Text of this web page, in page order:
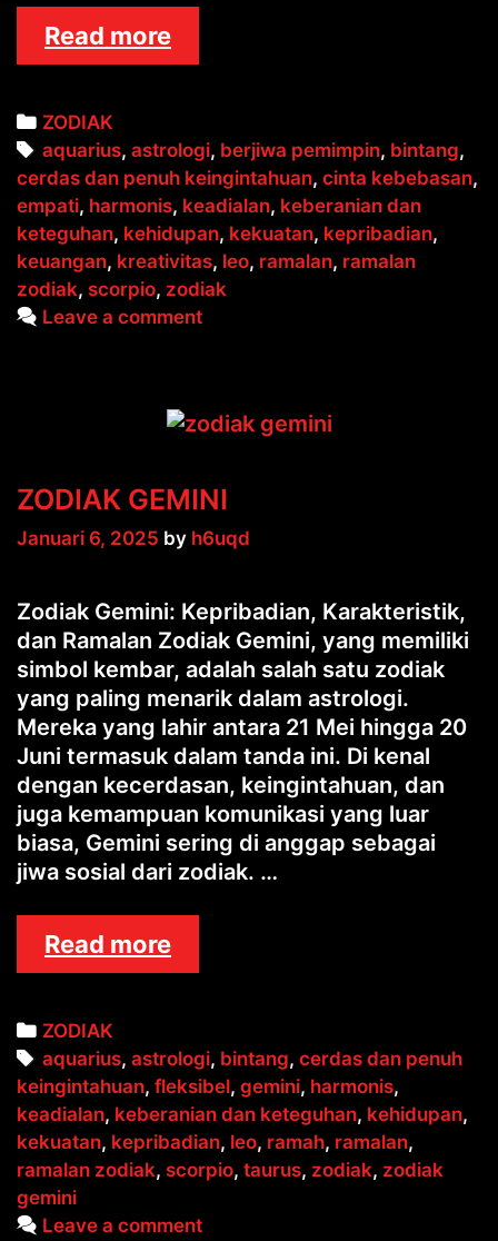
Read moreZODIAK
PISCES
Categories
ZODIAK
Tags
aquarius,astrologi, berjiwa pemimpin, bintang,
cerdas dan penuh keingintahuan, cinta kebebasan,
empati, harmonis, keadialan, keberanian dan
keteguhan, kehidupan, kekuatan, kepribadian,
keuangan, kreativitas, leo, ramalan, ramalan
zodiak, scorpio, zodiak
Leave a comment
ZODIAK GEMINI
Januari 6, 2025 by h6uqd
Zodiak Gemini: Kepribadian, Karakteristik,
dan Ramalan Zodiak Gemini, yang memiliki
simbol kembar, adalah salah satu zodiak
yang paling menarik dalam astrologi.
Mereka yang lahir antara 21 Mei hingga 20
Juni termasuk dalam tanda ini. Di kenal
dengan kecerdasan, keingintahuan, dan
juga kemampuan komunikasi yang luar
biasa, Gemini sering di anggap sebagai
jiwa sosial dari zodiak. …
Read moreZODIAK
GEMINI
Categories
ZODIAK
Tags
aquarius,astrologi, bintang,cerdas dan penuh
keingintahuan, fleksibel, gemini, harmonis,
keadialan, keberanian dan keteguhan, kehidupan,
kekuatan, kepribadian, leo, ramah, ramalan,
ramalan zodiak, scorpio, taurus, zodiak, zodiak
gemini
Leave a comment